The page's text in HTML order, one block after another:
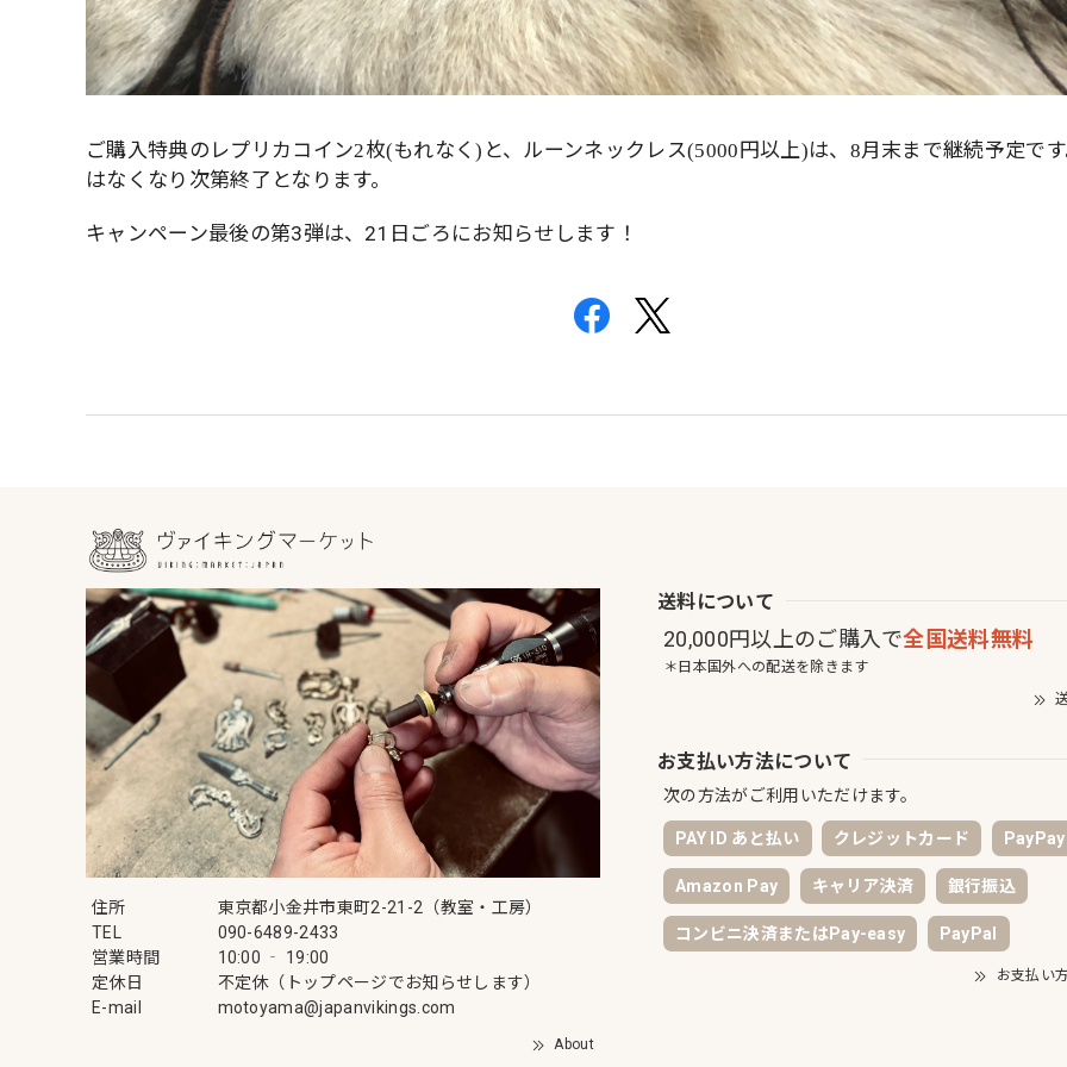
ご購入特典のレプリカコイン2枚(もれなく) と、ルーンネックレス(5000 円以上)は、 8月末まで継続予定で
はなくなり次第終了となります。
キャンペーン最後の第3弾は、21日ごろにお知らせします！
住所
東京都小金井市東町2-21-2（教室・工房）
TEL
090-6489-2433
営業時間
10:00 ‐ 19:00
定休日
不定休（トップページでお知らせします）
E-mail
motoyama@japanvikings.com
About
送料について
20,000円以上のご購入で全国送料無料
＊日本国外への配送を除きます
お支払い方法について
次の方法がご利用いただけます。
PAY ID あと払い クレジットカード PayPay
Amazon Pay キャリア決済 銀行振込
コンビニ決済またはPay-easy PayPal
お支払い